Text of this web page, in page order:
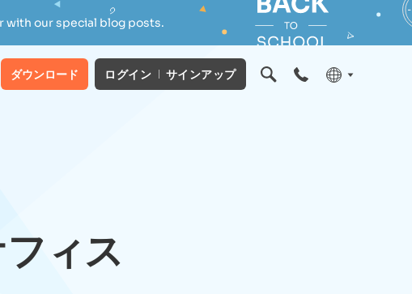
with our special blog posts.
ダウンロード ログイン サインアップ
ィス